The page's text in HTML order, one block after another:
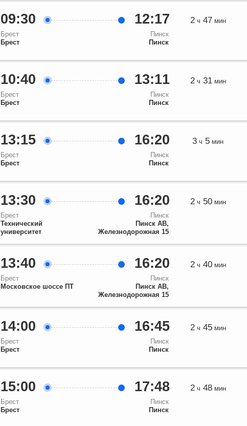
09:30
Брест
Брест
12:17
Пинск
Пинск
2ч 47 мин
10:40
Брест
Брест
13:11
Пинск
Пинск
2ч 31мин
13:15
Брест
Брест
16:20
Пинск
Пинск
3 ч 5 мин
13:30
Брест
Технический
университет
16:20
Пинск
Пинск АВ,
Железнодорожная 15
2ч 50мин
13:40
Брест
Московское шоссе ПТ
16:20
Пинск
Пинск АВ,
Железнодорожная 15
2ч 40мин
14:00
Брест
Брест
16:45
Пинск
Пинск
2ч 45мин
15:00
Брест
Брест
17:48
Пинск
Пинск
2ч 48мин